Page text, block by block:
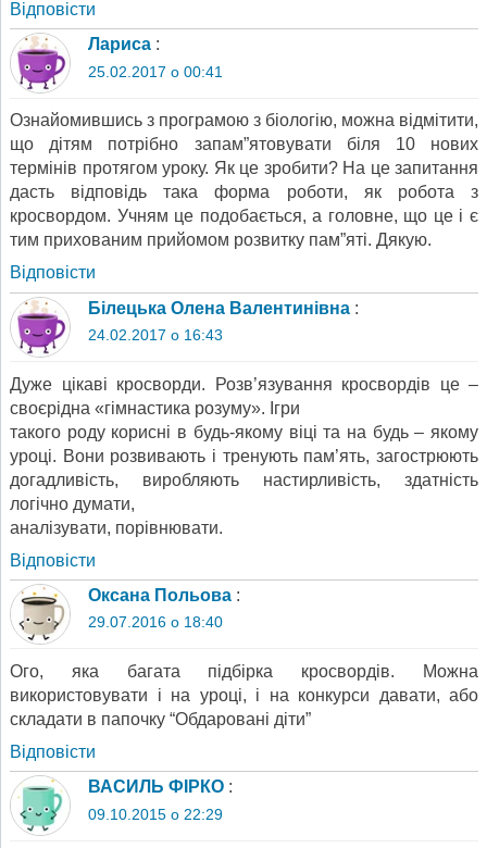
Відповіcти
Лариса :
25.02.2017 о 00:41
Ознайомившись з програмою з біологію, можна відмітити,
що дітям потрібно запам”ятовувати біля 10 нових
термінів протягом уроку. Як це зробити? На це запитання
дасть відповідь така форма роботи, як робота з
кросвордом. Учням це подобається, а головне, що це і є
тим прихованим прийомом розвитку пам”яті. Дякую.
Відповіcти
Білецька Олена Валентинівна :
24.02.2017 о 16:43
Дуже цікаві кросворди. Розв’язування кросвордів це –
своєрідна «гімнастика розуму». Ігри
такого роду корисні в будь-якому віці та на будь – якому
уроці. Вони розвивають і тренують пам’ять, загострюють
догадливість, виробляють настирливість, здатність
логічно думати,
аналізувати, порівнювати.
Відповіcти
Оксана Польова :
29.07.2016 о 18:40
Ого, яка багата підбірка кросвордів. Можна
використовувати і на уроці, і на конкурси давати, або
складати в папочку “Обдаровані діти”
Відповіcти
ВАСИЛЬ ФІРКО :
09.10.2015 о 22:29